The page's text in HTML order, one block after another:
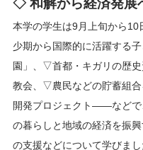
◇ 和解から経済発展
本学の学生は9月上旬から
少期から国際的に活躍する
園」、▽首都・キガリの歴
教会、▽農民などの貯蓄組
開発プロジェクト——などで
の暮らしと地域の経済を振
の支援などについて学びまし